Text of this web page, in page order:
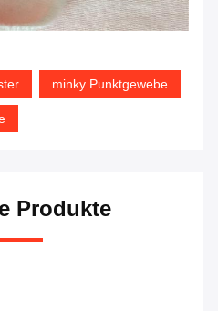
minky Punktgewebe
Produkte